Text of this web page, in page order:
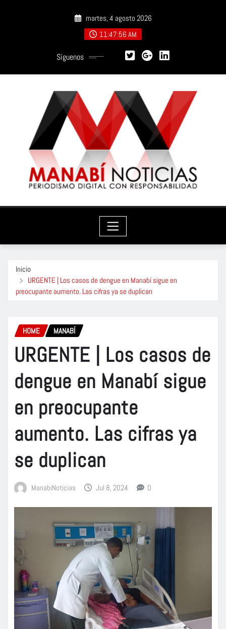
martes, 4 agosto 2026
11:47:57 AM
Síguenos
Inicio
URGENTE | Los casos de dengue en Manabí sigue en
preocupante aumento. Las cifras ya se duplican
HOME MANABÍ
URGENTE | Los casos de
dengue en Manabí sigue
en preocupante
aumento. Las cifras ya
se duplican
ManabiNoticias Jul 8, 2024 0